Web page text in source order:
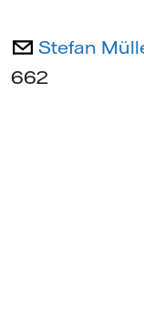
Stefan
662